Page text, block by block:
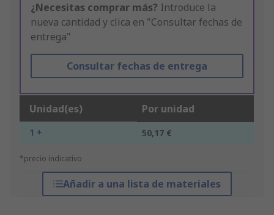
¿Necesitas comprar más? Introduce la
nueva cantidad y clica en "Consultar fechas de
entrega"
Consultar fechas de entrega
Unidad(es) Por unidad
1 + 50,17 €
*precio indicativo
Añadir a una lista de materiales